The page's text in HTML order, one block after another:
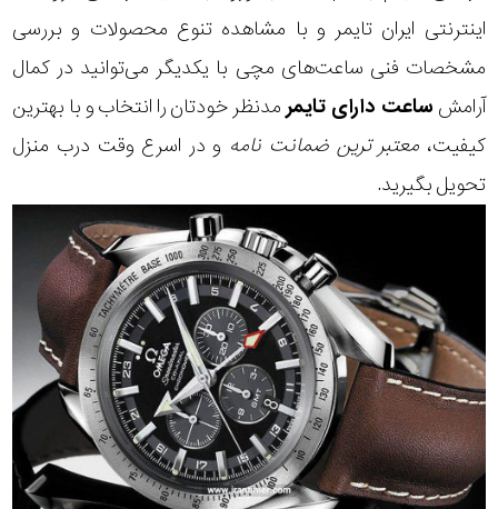
اینترنتی ایران تایمر و با مشاهده تنوع محصولات و بررسی
مشخصات فنی ساعت‌های مچی با یکدیگر می‌توانید در کمال
آرامش ساعت دارای تایمرمدنظر خودتان را انتخاب و با بهترین
کیفیت، معتبر ترین ضمانت نامه و در اسرع وقت درب منزل
تحویل بگیرید.